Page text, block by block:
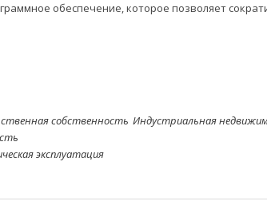
обеспечение, которое позволяет
собственность Индустриальная
эксплуатация